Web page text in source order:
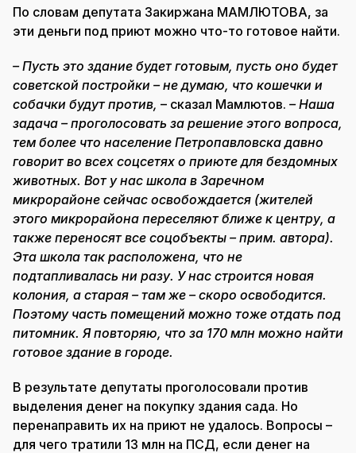
По словам депутата Закиржана МАМЛЮТОВА, за
эти деньги под приют можно что-то готовое найти.
– Пусть это здание будет готовым, пусть оно будет
советской постройки – не думаю, что кошечки и
собачки будут против, – сказал Мамлютов. – Наша
задача – проголосовать за решение этого вопроса,
тем более что население Петропавловска давно
говорит во всех соцсетях о приюте для бездомных
животных. Вот у нас школа в Заречном
микрорайоне сейчас освобождается (жителей
этого микрорайона переселяют ближе к центру, а
также переносят все соцобъекты – прим. автора).
Эта школа так расположена, что не
подтапливалась ни разу. У нас строится новая
колония, а старая – там же – скоро освободится.
Поэтому часть помещений можно тоже отдать под
питомник. Я повторяю, что за 170 млн можно найти
готовое здание в городе.
В результате депутаты проголосовали против
выделения денег на покупку здания сада. Но
перенаправить их на приют не удалось. Вопросы –
для чего тратили 13 млн на ПСД, если денег на